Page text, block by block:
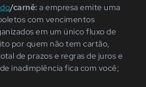
/carnê: a empresa emite uma
com vencimentos
em um único fluxo de
por quem não tem cartão,
de prazos e regras de juros e
inadimplência fica com você;